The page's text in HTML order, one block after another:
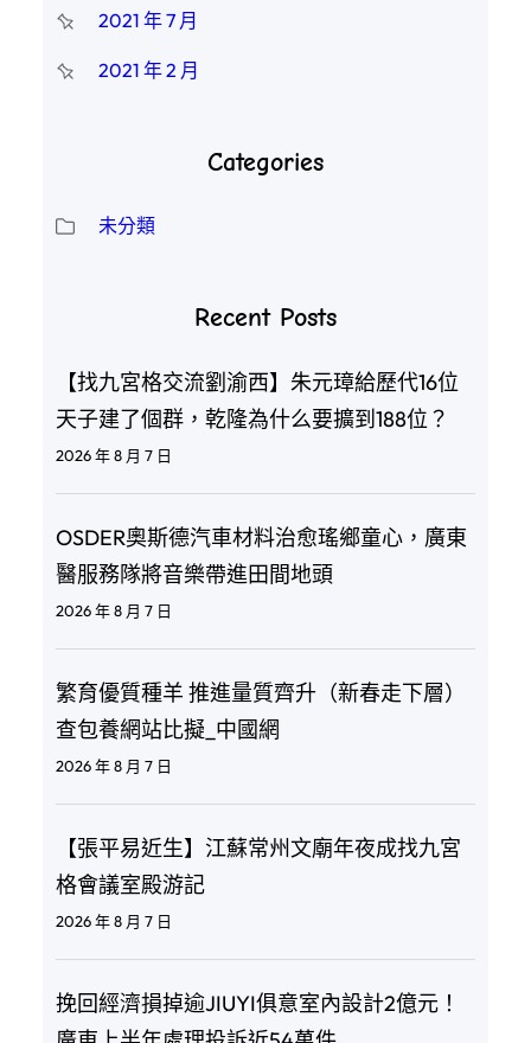
2021 年 7 月
2021 年 2 月
Categories
未分類
Recent Posts
【找九宮格交流劉渝西】朱元璋給歷代16位
天子建了個群，乾隆為什么要擴到188位？
2026 年 8 月 7 日
OSDER奧斯德汽車材料治愈瑤鄉童心，廣東
醫服務隊將音樂帶進田間地頭
2026 年 8 月 7 日
繁育優質種羊 推進量質齊升（新春走下層）
查包養網站比擬_中國網
2026 年 8 月 7 日
【張平易近生】江蘇常州文廟年夜成找九宮
格會議室殿游記
2026 年 8 月 7 日
挽回經濟損掉逾JIUYI俱意室內設計2億元！